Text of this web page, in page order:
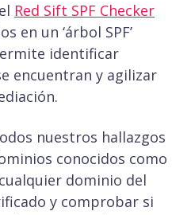
Red Sift SPF Checker
en un ‘árbol SPF’
identificar
encuentran y agilizar
nuestros hallazgos
conocidos como
dominio del
y comprobar si